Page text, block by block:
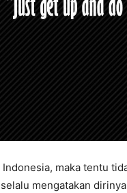
maka tentu
mengatakan